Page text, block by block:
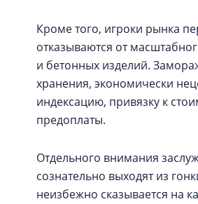
Кроме того, игроки рынка
отказываются от
и бетонных изделий.
хранения, экономически
индексацию, привязку к
предоплаты.
Отдельного внимания
сознательно выходят из
неизбежно сказывается на